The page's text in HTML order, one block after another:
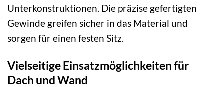
Unterkonstruktionen. Die präzise gefertigten
Gewinde greifen sicher in das Material und
sorgen für einen festen Sitz.
Vielseitige Einsatzmöglichkeiten für
Dach und Wand